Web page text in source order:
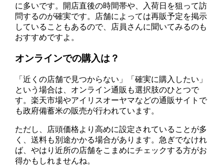
に多いです。開店直後の時間帯や、入荷日を狙って訪
問するのが確実です。店舗によっては再販予定を掲示
していることもあるので、店員さんに聞いてみるのも
おすすめですよ。
オンラインでの購入は？
「近くの店舗で見つからない」「確実に購入したい」
という場合は、オンライン通販も選択肢のひとつで
す。楽天市場やアイリスオーヤマなどの通販サイトで
も政府備蓄米の販売が行われています。
ただし、店頭価格より高めに設定されていることが多
く、送料も別途かかる場合があります。急ぎでなけれ
ば、やはり近所の店舗をこまめにチェックする方がお
得かもしれませんね。